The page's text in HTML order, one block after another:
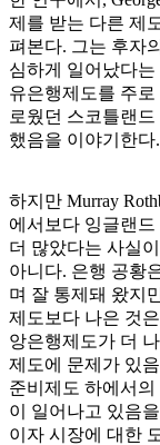
제를 받는 다른 제
펴본다. 그는 후자
심하게 일어났다
유은행제도를 주
로웠던 스코틀랜
했음을 이야기한다.
하지만 Murray
에서보다 잉글랜
더 많았다는 사실
아니다. 은행 공황
며 잘 통제돼 왔지
제도보다 나은 것
앙은행제도가 더
제도에 문제가 있
준비제도 하에서
이 일어나고 있음
이자 시장에 대한